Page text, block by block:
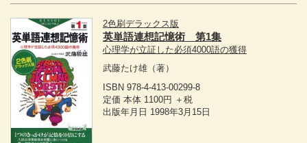
2色刷デラックス版
英単語連想記憶術 第1集
心理学が立証した必須4000語の獲得
武藤たけ雄 （著）
ISBN 978-4-413-00299-8
定価 本体 1100円 ＋税
出版年月日 1998年3月15日